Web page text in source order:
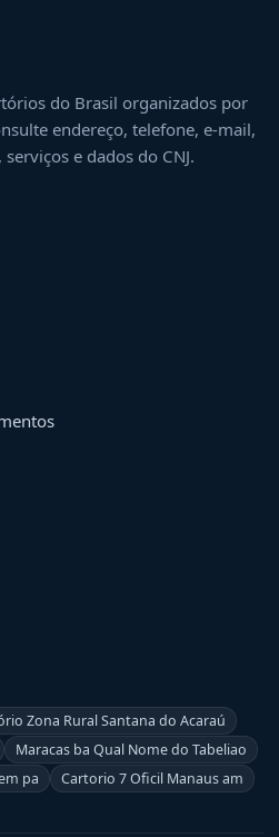
do Brasil organizados por
endereço, telefone, e-mail,
e dados do CNJ.
Zona Rural Santana do Acaraú
Maracas ba Qual Nome do Tabeliao
pa
Cartorio 7 Oficil Manaus am